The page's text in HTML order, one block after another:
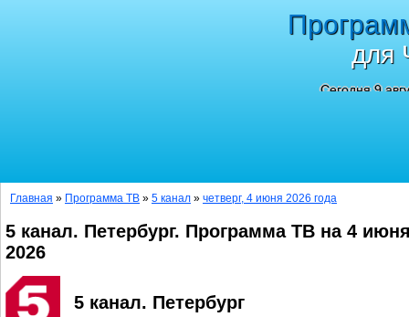
для
Сегодня 9
Главная » Программа ТВ » 5 канал » четверг, 4 июня 2026 года
5 канал. Петербург. Программа ТВ на 4
2026
5 канал. Петербург